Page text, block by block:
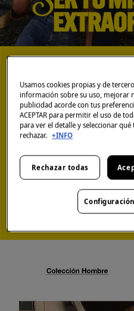
Usamos cookies propias y de
información sobre su uso, mejorar
publicidad acorde con tus
ACEPTAR para permitir el uso de
para ver el detalle y seleccionar
rechazar. +INFO
Rechazar todas